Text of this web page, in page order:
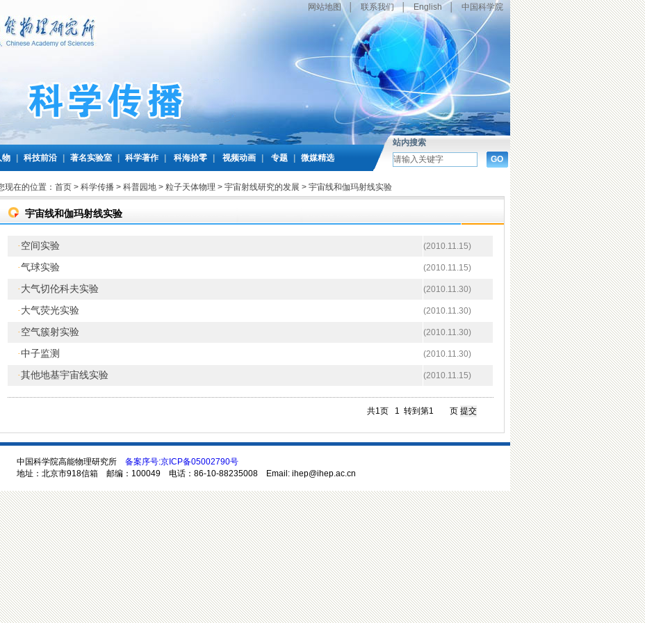
网站地图 联系我们 │ English 中国科学院
物 科技前沿 著名实验室 科学著作 科海拾零 视频动画 专题 微媒精选
站内搜索
现在的位置： 首页> 科学传播> 科普园地> 粒子天体物理 > 宇宙射线研究的发展 > 宇宙线和伽玛射线实验
宇宙线和伽玛射线实验
· 空间实验 (2010.11.15)
·气球实验 (2010.11.15)
· 大气切伦科夫实验 (2010.11.30)
· 大气荧光实验 (2010.11.30)
· 空气簇射实验 (2010.11.30)
·中子监测 (2010.11.30)
·其他地基宇宙线实验 (2010.11.15)
共1页 1 转到第 页
中国科学院高能物理研究所 备案序号:京ICP备05002790号
地址：北京市918信箱 邮编：100049 电话：86-10-88235008 Email: ihep@ihep.ac.cn